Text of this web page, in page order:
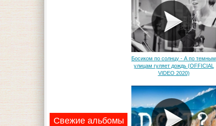
Свежие альбомы
Босиком по солнцу - А по темным
улицам гуляет дождь (OFFICIAL
VIDEO 2020)